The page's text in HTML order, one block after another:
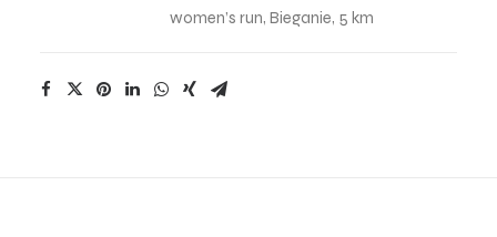
women’s run, Bieganie, 5 km